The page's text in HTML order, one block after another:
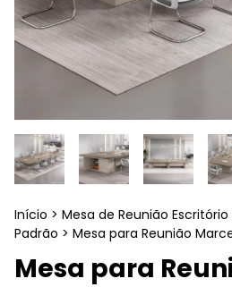
Início > Mesa de Reunião
Padrão > Mesa para Reunião
Mesa para